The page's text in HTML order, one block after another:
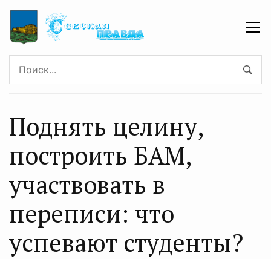
Поднять целину,
построить БАМ,
участвовать в
переписи: что
успевают студенты?